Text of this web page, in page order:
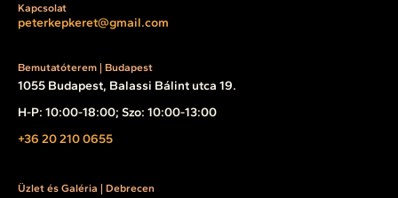
Kapcsolat
peterkepkeret@gmail.com
Bemutatóterem | Budapest
1055 Budapest, Balassi Bálint utca 19.
H-P: 10:00-18:00; Szo: 10:00-13:00
+36 20 210 0655
Üzlet és Galéria | Debrecen